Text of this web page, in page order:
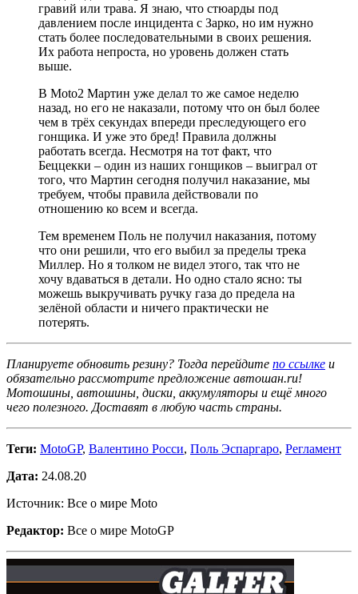
гравий или трава. Я знаю, что стюарды под
давлением после инцидента с Зарко, но им нужно
стать более последовательными в своих решения.
Их работа непроста, но уровень должен стать
выше.
В Moto2 Мартин уже делал то же самое неделю
назад, но его не наказали, потому что он был более
чем в трёх секундах впереди преследующего его
гонщика. И уже это бред! Правила должны
работать всегда. Несмотря на тот факт, что
Беццекки – один из наших гонщиков – выиграл от
того, что Мартин сегодня получил наказание, мы
требуем, чтобы правила действовали по
отношению ко всем и всегда.
Тем временем Поль не получил наказания, потому
что они решили, что его выбил за пределы трека
Миллер. Но я толком не видел этого, так что не
хочу вдаваться в детали. Но одно стало ясно: ты
можешь выкручивать ручку газа до предела на
зелёной области и ничего практически не
потерять.
Планируете обновить резину? Тогда перейдите по ссылке и
обязательно рассмотрите предложение автошан.ru!
Мотошины, автошины, диски, аккумуляторы и ещё много
чего полезного. Доставят в любую часть страны.
Теги: MotoGP, Валентино Росси, Поль Эспаргаро, Регламент
Дата: 24.08.20
Источник: Все о мире Moto
Редактор: Все о мире MotoGP